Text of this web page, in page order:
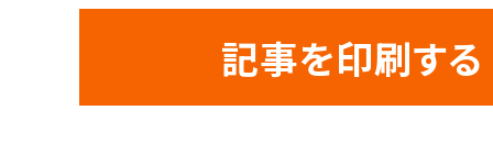
記事を印刷する